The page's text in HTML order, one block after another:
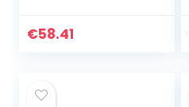
€58.41